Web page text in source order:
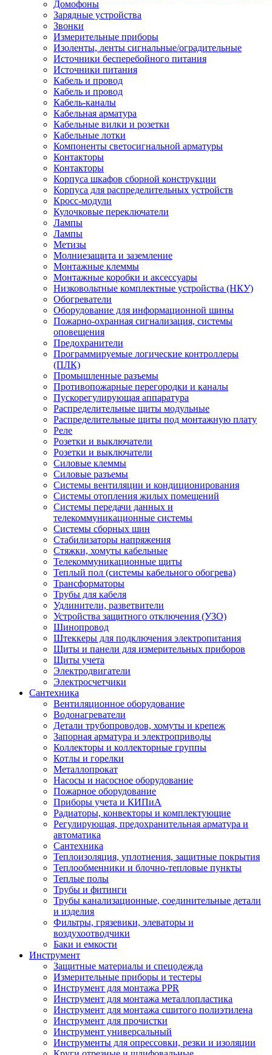
Домофоны
Зарядные устройства
Звонки
Измерительные приборы
Изоленты, ленты сигнальные/оградительные
Источники бесперебойного питания
Источники питания
Кабель и провод
Кабель и провод
Кабель-каналы
Кабельная арматура
Кабельные вилки и розетки
Кабельные лотки
Компоненты светосигнальной арматуры
Контакторы
Контакторы
Корпуса шкафов сборной конструкции
Корпуса для распределительных устройств
Кросс-модули
Кулочковые переключатели
Лампы
Лампы
Метизы
Молниезащита и заземление
Монтажные клеммы
Монтажные коробки и аксессуары
Низковольтные комплектные устройства (НКУ)
Обогреватели
Оборудование для информационной шины
Пожарно-охранная сигнализация, системы
оповещения
Предохранители
Программируемые логические контроллеры
(ПЛК)
Промышленные разъемы
Противопожарные перегородки и каналы
Пускорегулирующая аппаратура
Распределительные щиты модульные
Распределительные щиты под монтажную плату
Реле
Розетки и выключатели
Розетки и выключатели
Силовые клеммы
Силовые разъемы
Системы вентиляции и кондиционирования
Системы отопления жилых помещений
Системы передачи данных и
телекоммуникационные системы
Системы сборных шин
Стабилизаторы напряжения
Стяжки, хомуты кабельные
Телекоммуникационные щиты
Теплый пол (системы кабельного обогрева)
Трансформаторы
Трубы для кабеля
Удлинители, разветвители
Устройства защитного отключения (УЗО)
Шинопровод
Штеккеры для подключения электропитания
Щиты и панели для измерительных приборов
Щиты учета
Электродвигатели
Электросчетчики
Сантехника
Вентиляционное оборудование
Водонагреватели
Детали трубопроводов, хомуты и крепеж
Запорная арматура и электроприводы
Коллекторы и коллекторные группы
Котлы и горелки
Металлопрокат
Насосы и насосное оборудование
Пожарное оборудование
Приборы учета и КИПиА
Радиаторы, конвекторы и комплектующие
Регулирующая, предохранительная арматура и
автоматика
Сантехника
Теплоизоляция, уплотнения, защитные покрытия
Теплообменники и блочно-тепловые пункты
Теплые полы
Трубы и фитинги
Трубы канализационные, соединительные детали
и изделия
Фильтры, грязевики, элеваторы и
воздухоотводчики
Баки и емкости
Инструмент
Защитные материалы и спецодежда
Измерительные приборы и тестеры
Инструмент для монтажа PPR
Инструмент для монтажа металлопластика
Инструмент для монтажа сшитого полиэтилена
Инструмент для прочистки
Инструмент универсальный
Инструменты для опрессовки, резки и изоляции